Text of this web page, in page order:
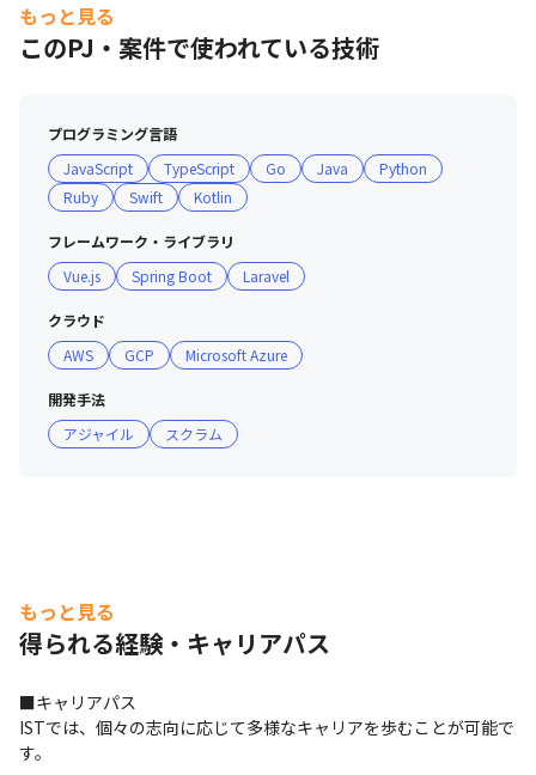
もっと見る
このPJ・案件で使われている技術
プログラミング言語
JavaScript
TypeScript Go Java
Python
Ruby
Swift Kotlin
フレームワーク・ライブラリ
Vue.js
Spring Boot Laravel
クラウド
AWS
GCP Microsoft Azure
開発手法
アジャイル
スクラム
もっと見る
得られる経験・キャリアパス
■キャリアパス
ISTでは、個々の志向に応じて多様なキャリアを歩むことが可能で
す。